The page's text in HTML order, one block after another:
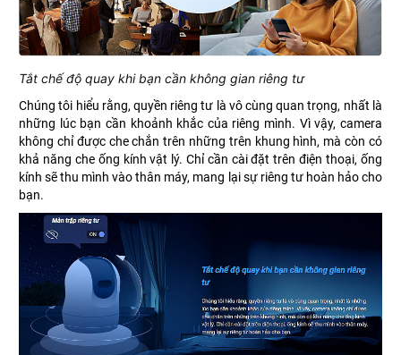
Tắt chế độ quay khi bạn cần không gian riêng tư
Chúng tôi hiểu rằng, quyền riêng tư là vô cùng quan trọng, nhất là
những lúc bạn cần khoảnh khắc của riêng mình. Vì vậy, camera
không chỉ được che chắn trên những trên khung hình, mà còn có
khả năng che ống kính vật lý. Chỉ cần cài đặt trên điện thoại, ống
kính sẽ thu mình vào thân máy, mang lại sự riêng tư hoàn hảo cho
bạn.